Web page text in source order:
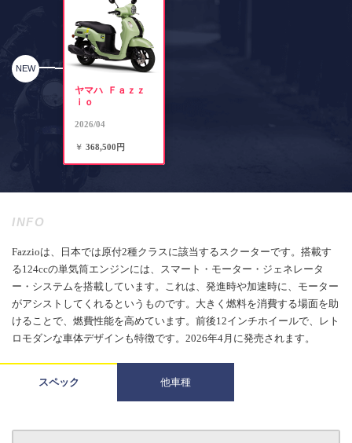
NEW
ヤマハ Ｆａｚｚ
ｉｏ
2026/04
￥ 368,500円
INFO
Fazzioは、日本では原付2種クラスに該当するスクーターです。搭載す
る124ccの単気筒エンジンには、スマート・モーター・ジェネレータ
ー・システムを搭載しています。これは、発進時や加速時に、モーター
がアシストしてくれるというものです。大きく燃料を消費する場面を助
けることで、燃費性能を高めています。前後12インチホイールで、レト
ロモダンな車体デザインも特徴です。2026年4月に発売されます。
スペック 他車種